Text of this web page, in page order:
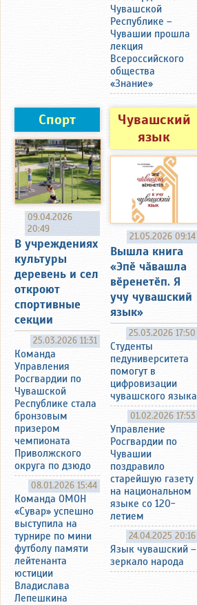
Чувашской
Республике –
Чувашии прошла
лекция
Всероссийского
общества
«Знание»
Спорт
09.04.2026
20:49
В учреждениях
культуры
деревень и сел
откроют
спортивные
секции
25.03.2026 11:31
Команда
Управления
Росгвардии по
Чувашской
Республике стала
бронзовым
призером
чемпионата
Приволжского
округа по дзюдо
08.01.2026 15:44
Команда ОМОН
«Сувар» успешно
выступила на
турнире по мини
футболу памяти
лейтенанта
юстиции
Владислава
Лепешкина
Чувашский
язык
21.05.2026 09:14
Вышла книга
«Эпӗ чӑвашла
вӗренетӗп. Я
учу чувашский
язык»
25.03.2026 17:50
Студенты
педуниверситета
помогут в
цифровизации
чувашского языка
01.02.2026 17:53
Управление
Росгвардии по
Чувашии
поздравило
старейшую газету
на национальном
языке со 120-
летием
24.04.2025 20:16
Язык чувашский –
зеркало народа